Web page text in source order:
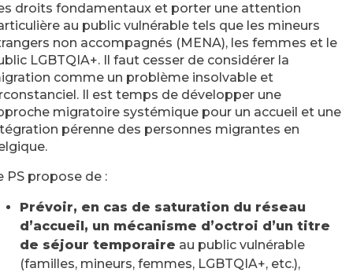
droits fondamentaux et porter une attention
au public vulnérable tels que les mineurs
non accompagnés (MENA), les femmes et le
LGBTQIA+. Il faut cesser de considérer la
comme un problème insolvable et
Il est temps de développer une
migratoire systémique pour un accueil et une
pérenne des personnes migrantes en
PS propose de :
Prévoir, en cas de saturation du réseau
d’accueil, un mécanisme d’octroi d’un titre
de séjour temporaire au public vulnérable
(familles, mineurs, femmes, LGBTQIA+, etc.),